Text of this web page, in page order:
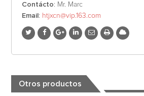
Contácto: Mr. Marc
Email : htjxcn@vip.163.com
Otros productos